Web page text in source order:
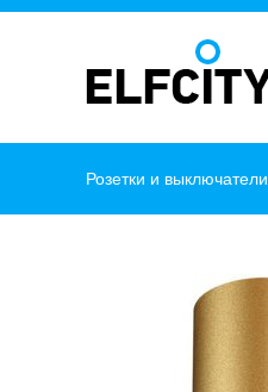
Розетки и выключатели